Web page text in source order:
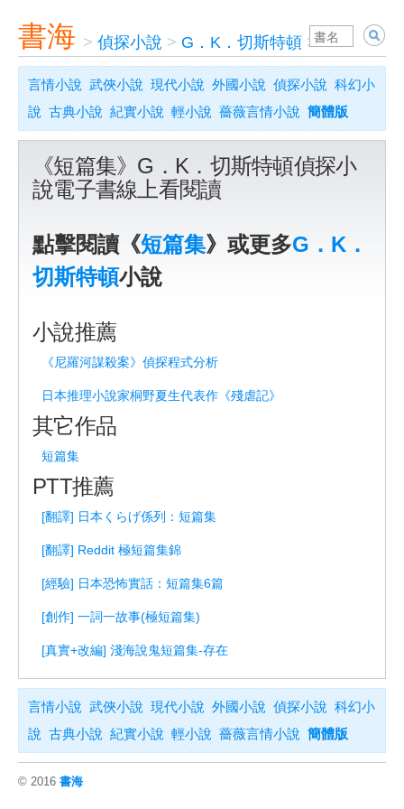
書海 > 偵探小說 > G．K．切斯特頓 >短篇集
言情小說 武俠小說 現代小說 外國小說 偵探小說 科幻小
說 古典小說 紀實小說 輕小說 薔薇言情小說 簡體版
《短篇集》G．K．切斯特頓偵探小
說電子書線上看閱讀
點擊閱讀《短篇集》或更多G．K．
切斯特頓小說
小說推薦
《尼羅河謀殺案》偵探程式分析
日本推理小說家桐野夏生代表作《殘虐記》
其它作品
短篇集
PTT推薦
[翻譯] 日本くらげ係列：短篇集
[翻譯] Reddit 極短篇集錦
[經驗] 日本恐怖實話：短篇集6篇
[創作] 一詞一故事(極短篇集)
[真實+改編] 淺海說鬼短篇集-存在
言情小說 武俠小說 現代小說 外國小說 偵探小說 科幻小
說 古典小說 紀實小說 輕小說 薔薇言情小說 簡體版
© 2016 書海